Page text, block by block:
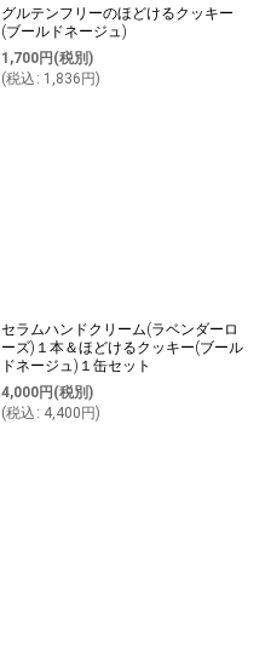
グルテンフリーのほどけるクッキー
(ブールドネージュ)
1,700円 (税別)
(税込 : 1,836 円)
セラムハンドクリーム(ラベンダーロ
ーズ)１本＆ほどけるクッキー(ブール
ドネージュ)１缶セット
4,000円 (税別)
(税込 : 4,400 円)